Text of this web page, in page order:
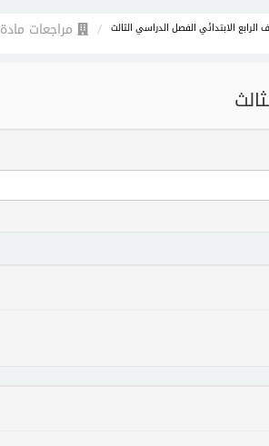
الرابع الابتدائي الفصل الدراسي الثالث مراجعات